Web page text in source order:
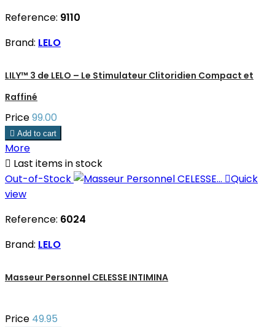
Reference: 9110
Brand: LELO
LILY™ 3 de LELO – Le Stimulateur Clitoridien Compact et
Raffiné
Price99.00
 Add to cart
More
 Last items in stock
Out-of-Stock
Quick
view
Reference: 6024
Brand: LELO
Masseur Personnel CELESSE INTIMINA
Price 49.95